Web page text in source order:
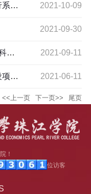
教发中心名师工作室与会计学系进行系列工作交流 2021-10-09
2021-09-30
6门课程获批第二批天津市级一流本科建设课程 2021-09-11
我院召开第三批精品任意选修课建设项目结项验收工作会 2021-06-11
<<上一页 下一页>> 尾页
！
位访客